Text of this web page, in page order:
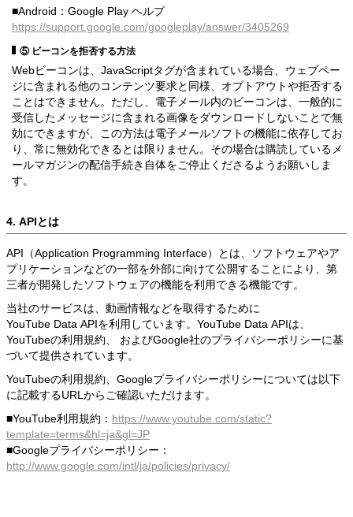
■Android：Google Play ヘルプ
https://support.google.com/googleplay/answer/3405269
⑤ ビーコンを拒否する方法
Webビーコンは、JavaScriptタグが含まれている場合、ウェブペー
ジに含まれる他のコンテンツ要求と同様、オプトアウトや拒否する
ことはできません。ただし、電子メール内のビーコンは、一般的に
受信したメッセージに含まれる画像をダウンロードしないことで無
効にできますが、この方法は電子メールソフトの機能に依存してお
り、常に無効化できるとは限りません。その場合は購読しているメ
ールマガジンの配信手続き自体をご停止くださるようお願いしま
す。
4. APIとは
API（Application Programming Interface）とは、ソフトウェアやア
プリケーションなどの一部を外部に向けて公開することにより、第
三者が開発したソフトウェアの機能を利用できる機能です。
当社のサービスは、動画情報などを取得するために
YouTube Data APIを利用しています。YouTube Data APIは、
YouTubeの利用規約、 およびGoogle社のプライバシーポリシーに基
づいて提供されています。
YouTubeの利用規約、Googleプライバシーポリシーについては以下
に記載するURLからご確認いただけます。
■YouTube利用規約： https://www.youtube.com/static?
template=terms&hl=ja&gl=JP
■Googleプライバシーポリシー：
http://www.google.com/intl/ja/policies/privacy/